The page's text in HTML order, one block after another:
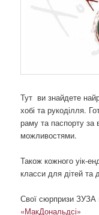
Тут ви знайдете
хобі та рукоділля.
раму та паспорту
можливостями.
Також кожного уік-
класси для дітей та
Свої сюрпризи ЗУЗА
«МакДональдсі»